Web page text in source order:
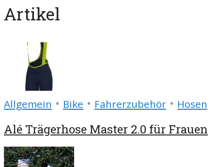
Artikel
Allgemein • Bike • Fahrerzubehör • Hosen
Alé Trägerhose Master 2.0 für Frauen